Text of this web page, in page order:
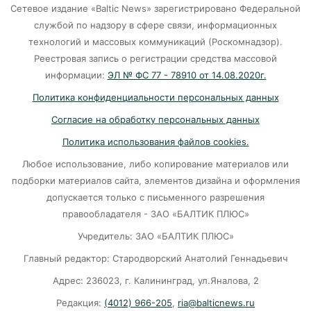
Сказка, которую не захотели смотреть:
история провала «Колобка»
07-08-2026
Калининграде
В Калининграде из-за ямочного ремонта на К.
Маркса гибнут липы
07-08-2026
Экранная ловушка: как телефон
подталкивает к депрессии
Сетевое издание «Baltic News» зарегистрировано Федеральной
службой по надзору в сфере связи, информационных
технологий и массовых коммуникаций (Роскомнадзор).
Реестровая запись о регистрации средства массовой
информации: ЭЛ № ФС 77 - 78910 от 14.08.2020г.
Политика конфиденциальности персональных данных
Согласие на обработку персональных данных
Политика использования файлов cookies.
Любое использование, либо копирование материалов или
подборки материалов сайта, элементов дизайна и оформления
допускается только с письменного разрешения
правообладателя - ЗАО «БАЛТИК ПЛЮС»
Учредитель: ЗАО «БАЛТИК ПЛЮС»
Главный редактор: Стародворский Анатолий Геннадьевич
Адрес: 236023, г. Калининград, ул.Яналова, 2
Редакция: (4012) 966-205, ria@balticnews.ru